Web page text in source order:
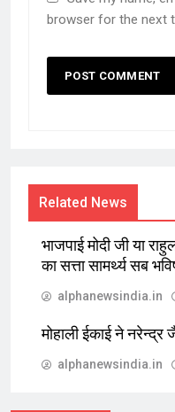
browser for the next
Related News
भाजपाई मोदी जी या
का सत्ता सामर्थ्य सब
alphanewsindia.in
मोहाली ईकाई ने नरेन्द्र
alphanewsindia.in